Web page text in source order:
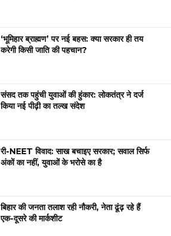
‘भूमिहार ब्राह्मण’ पर नई बहस: क्या सरकार ही तय
करेगी किसी जाति की पहचान?
संसद तक पहुंची युवाओं की हुंकार: लोकतंत्र ने दर्ज
किया नई पीढ़ी का तल्ख संदेश
री-NEET विवाद: साख बचाइए सरकार; सवाल सिर्फ
अंकों का नहीं, युवाओं के भरोसे का है
बिहार की जनता तलाश रही नौकरी, नेता ढूंढ़ रहे हैं
एक-दूसरे की मार्कशीट